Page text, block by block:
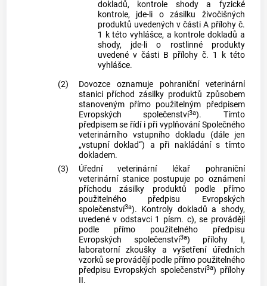
dokladů, kontrole shody a fyzické
kontrole, jde-li o zásilku živočišných
produktů uvedených v části A přílohy č.
1 k této vyhlášce, a kontrole dokladů a
shody, jde-li o rostlinné produkty
uvedené v části B přílohy č. 1 k této
vyhlášce.
(2)
Dovozce oznamuje pohraniční veterinární
stanici příchod zásilky produktů způsobem
stanoveným přímo použitelným předpisem
Evropských společenství3a). Tímto
předpisem se řídí i při vyplňování Společného
veterinárního vstupního dokladu (dále jen
„vstupní doklad“) a při nakládání s tímto
dokladem.
(3)
Úřední veterinární lékař pohraniční
veterinární stanice postupuje po oznámení
příchodu zásilky produktů podle přímo
použitelného předpisu Evropských
společenství3a). Kontroly dokladů a shody,
uvedené v odstavci 1 písm. c), se provádějí
podle přímo použitelného předpisu
Evropských společenství3a) přílohy I,
laboratorní zkoušky a vyšetření úředních
vzorků se provádějí podle přímo použitelného
předpisu Evropských společenství3a) přílohy
II.